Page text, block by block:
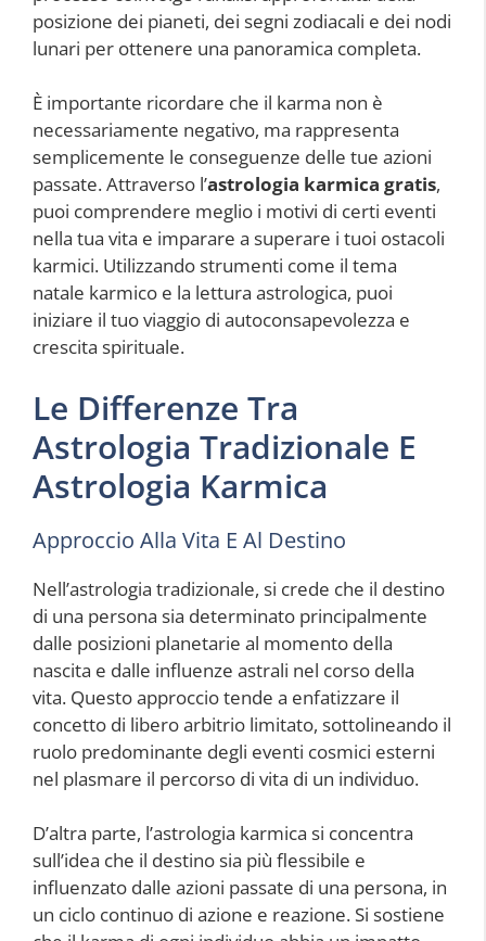
posizione dei pianeti, dei segni zodiacali e dei nodi
lunari per ottenere una panoramica completa.
È importante ricordare che il karma non è
necessariamente negativo, ma rappresenta
semplicemente le conseguenze delle tue azioni
passate. Attraverso l’astrologia karmica gratis,
puoi comprendere meglio i motivi di certi eventi
nella tua vita e imparare a superare i tuoi ostacoli
karmici. Utilizzando strumenti come il tema
natale karmico e la lettura astrologica, puoi
iniziare il tuo viaggio di autoconsapevolezza e
crescita spirituale.
Le Differenze Tra
Astrologia Tradizionale E
Astrologia Karmica
Approccio Alla Vita E Al Destino
Nell’astrologia tradizionale, si crede che il destino
di una persona sia determinato principalmente
dalle posizioni planetarie al momento della
nascita e dalle influenze astrali nel corso della
vita. Questo approccio tende a enfatizzare il
concetto di libero arbitrio limitato, sottolineando il
ruolo predominante degli eventi cosmici esterni
nel plasmare il percorso di vita di un individuo.
D’altra parte, l’astrologia karmica si concentra
sull’idea che il destino sia più flessibile e
influenzato dalle azioni passate di una persona, in
un ciclo continuo di azione e reazione. Si sostiene